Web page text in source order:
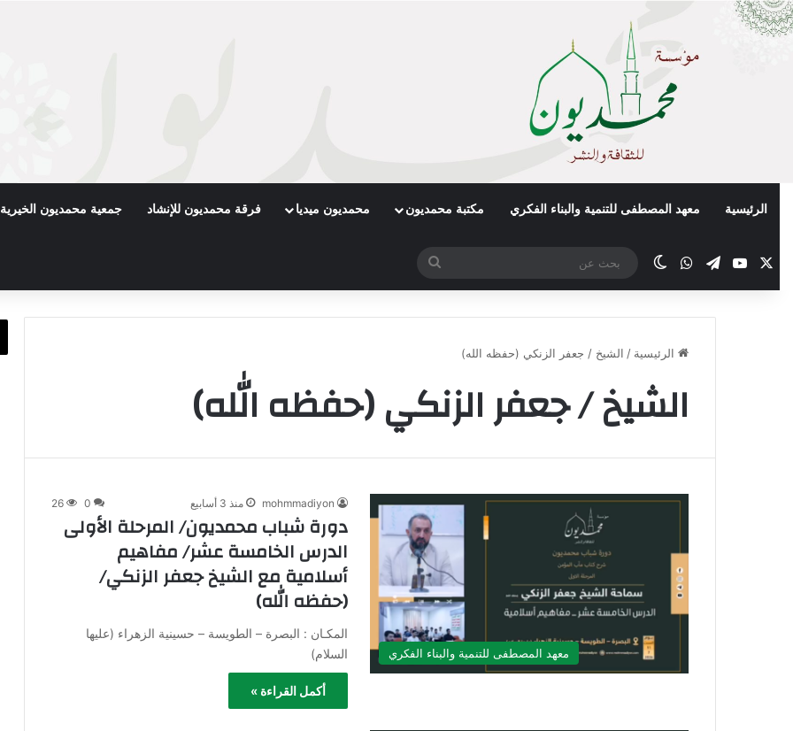
الرئيسية معهد المصطفى للتنمية والبناء الفكري مكتبة محمديون محمديون ميديا فرقة محمديون للإنشاد جمعية محمديون الخيرية
يوتيوبتيلقرامواتسابالوضع المظلم
بحث
عن
الرئيسية / الشيخ / جعفر الزنكي (حفظه الله)
الشيخ / جعفر الزنكي (حفظه الله)
معهد المصطفى للتنمية والبناء الفكري
mohmmadiyon منذ 3 أسابيع 0
26
دورة شباب محمديون/ المرحلة الأولى
الدرس الخامسة عشر/ مفاهيم
أسلامية مع الشيخ جعفر الزنكي/
(حفظه الله)
المكـان : البصرة – الطويسة – حسينية الزهراء (عليها
السلام)
أكمل القراءة »